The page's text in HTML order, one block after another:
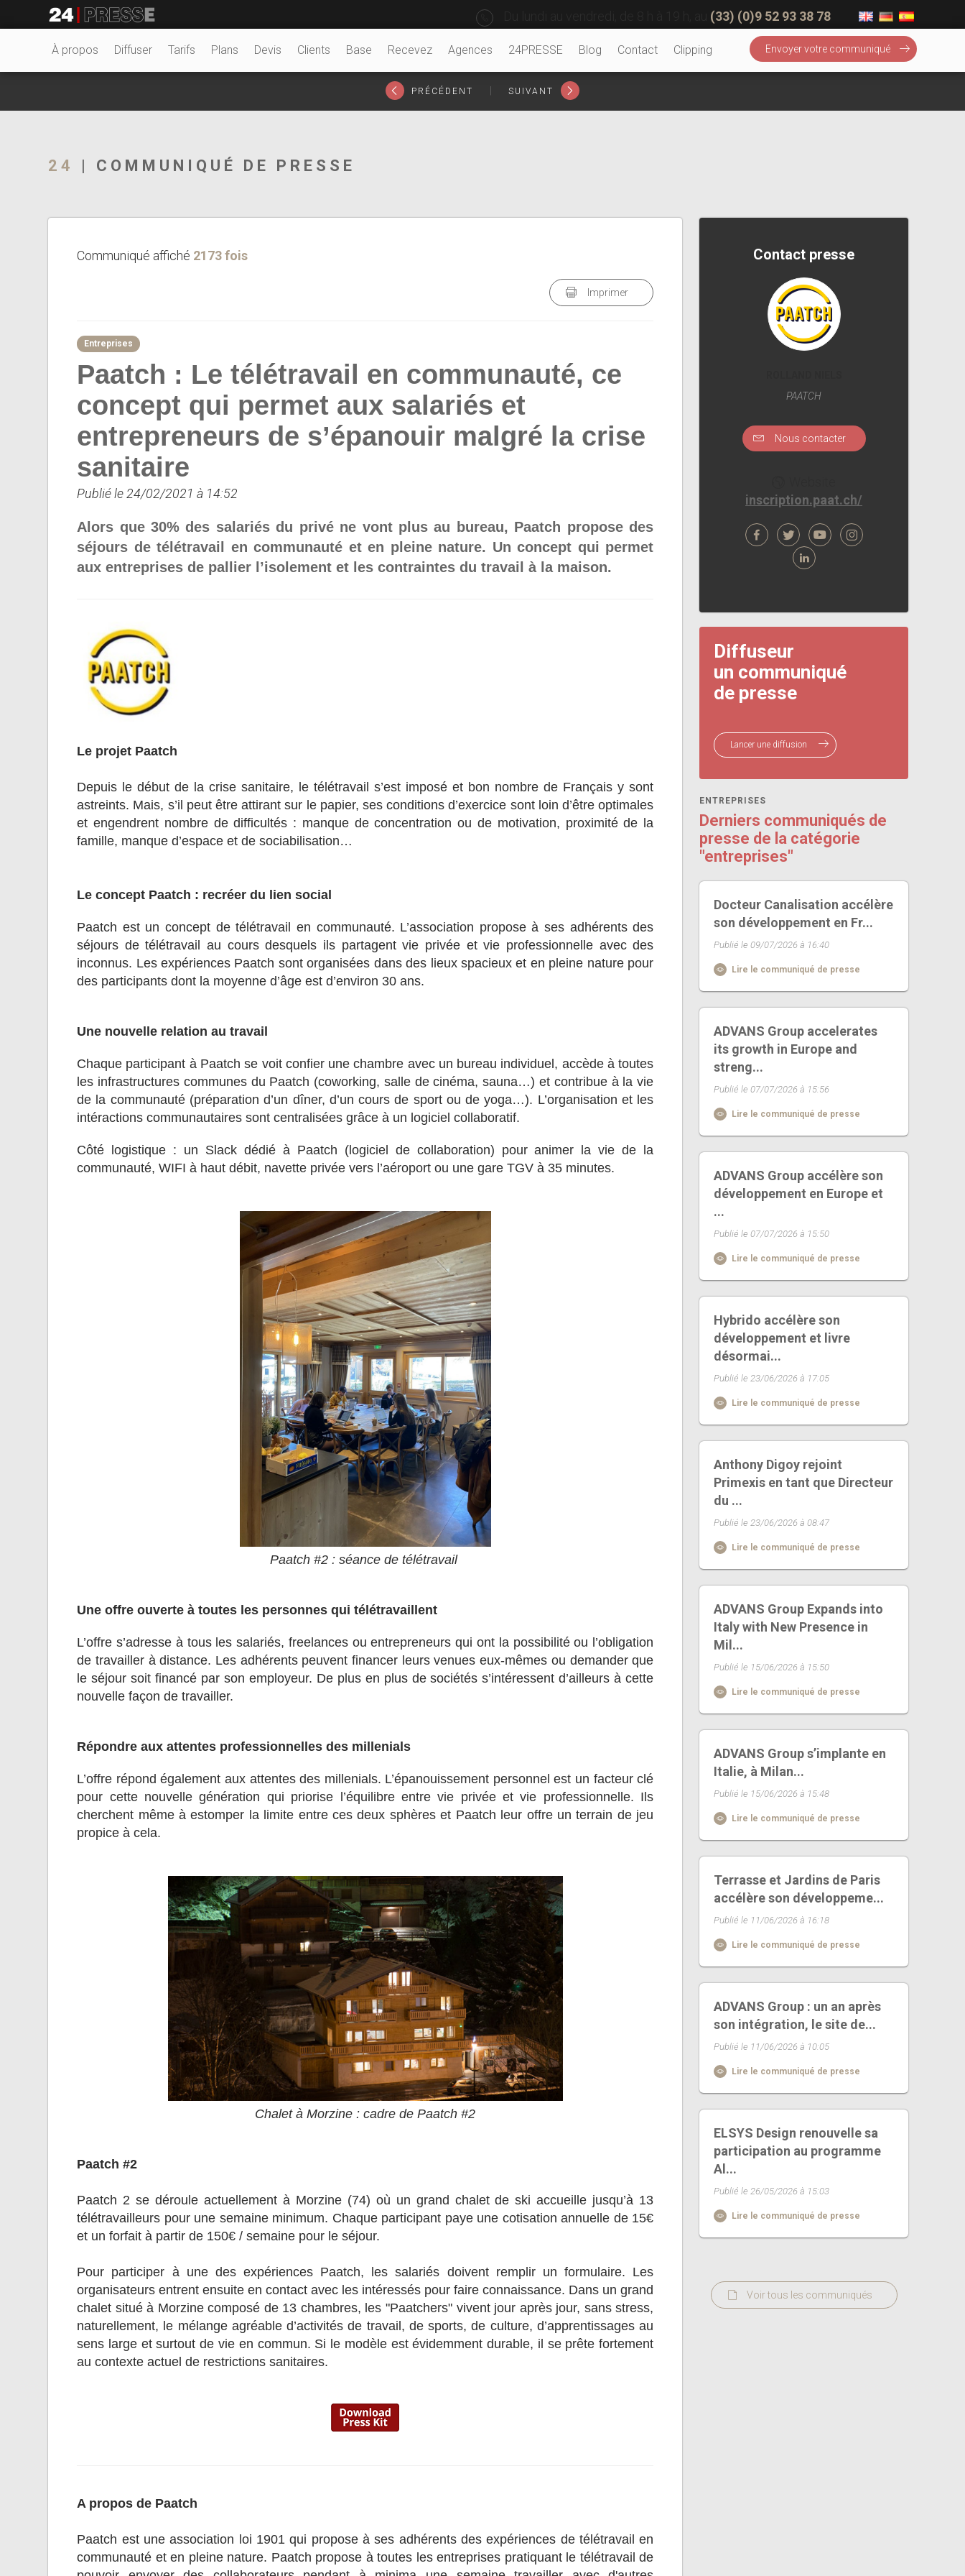
24Presse -
(33) (0)9 52 93 38 78
À propos Diffuser Tarifs Plans Devis Clients Base Recevez Agences 24PRESSE Blog Contact Clipping Envoyer votre communiqué
PRÉCÉDENT SUIVANT
24 | COMMUNIQUÉ DE PRESSE
Communiqué affiché 2173 fois
Imprimer
Entreprises
Paatch : Le télétravail en communauté, ce
concept qui permet aux salariés et
entrepreneurs de s’épanouir malgré la crise
sanitaire
Publié le 24/02/2021 à 14:52
Alors que 30% des salariés du privé ne vont plus au bureau, Paatch propose des
séjours de télétravail en communauté et en pleine nature. Un concept qui permet
aux entreprises de pallier l’isolement et les contraintes du travail à la maison.
Le projet Paatch
Depuis le début de la crise sanitaire, le télétravail s’est imposé et bon nombre de Français y sont
astreints. Mais, s’il peut être attirant sur le papier, ses conditions d’exercice sont loin d’être optimales
et engendrent nombre de difficultés : manque de concentration ou de motivation, proximité de la
famille, manque d’espace et de sociabilisation…
Le concept Paatch : recréer du lien social
Paatch est un concept de télétravail en communauté. L’association propose à ses adhérents des
séjours de télétravail au cours desquels ils partagent vie privée et vie professionnelle avec des
inconnus. Les expériences Paatch sont organisées dans des lieux spacieux et en pleine nature pour
des participants dont la moyenne d’âge est d’environ 30 ans.
Une nouvelle relation au travail
Chaque participant à Paatch se voit confier une chambre avec un bureau individuel, accède à toutes
les infrastructures communes du Paatch (coworking, salle de cinéma, sauna…) et contribue à la vie
de la communauté (préparation d’un dîner, d’un cours de sport ou de yoga…). L’organisation et les
intéractions communautaires sont centralisées grâce à un logiciel collaboratif.
Côté logistique : un Slack dédié à Paatch (logiciel de collaboration) pour animer la vie de la
communauté, WIFI à haut débit, navette privée vers l’aéroport ou une gare TGV à 35 minutes.
Paatch #2 : séance de télétravail
Une offre ouverte à toutes les personnes qui télétravaillent
L’offre s’adresse à tous les salariés, freelances ou entrepreneurs qui ont la possibilité ou l’obligation
de travailler à distance. Les adhérents peuvent financer leurs venues eux-mêmes ou demander que
le séjour soit financé par son employeur. De plus en plus de sociétés s’intéressent d’ailleurs à cette
nouvelle façon de travailler.
Répondre aux attentes professionnelles des millenials
L’offre répond également aux attentes des millenials. L’épanouissement personnel est un facteur clé
pour cette nouvelle génération qui priorise l’équilibre entre vie privée et vie professionnelle. Ils
cherchent même à estomper la limite entre ces deux sphères et Paatch leur offre un terrain de jeu
propice à cela.
Chalet à Morzine : cadre de Paatch #2
Paatch #2
Paatch 2 se déroule actuellement à Morzine (74) où un grand chalet de ski accueille jusqu’à 13
télétravailleurs pour une semaine minimum. Chaque participant paye une cotisation annuelle de 15€
et un forfait à partir de 150€ / semaine pour le séjour.
Pour participer à une des expériences Paatch, les salariés doivent remplir un formulaire. Les
organisateurs entrent ensuite en contact avec les intéressés pour faire connaissance. Dans un grand
chalet situé à Morzine composé de 13 chambres, les "Paatchers" vivent jour après jour, sans stress,
naturellement, le mélange agréable d’activités de travail, de sports, de culture, d’apprentissages au
sens large et surtout de vie en commun. Si le modèle est évidemment durable, il se prête fortement
au contexte actuel de restrictions sanitaires.
A propos de Paatch
Paatch est une association loi 1901 qui propose à ses adhérents des expériences de télétravail en
communauté et en pleine nature. Paatch propose à toutes les entreprises pratiquant le télétravail de
Contact presse
PAATCH
Nous contacter
inscription.paat.ch/
Diffuseur
un communiqué
de presse
Lancer une diffusion
ENTREPRISES
Derniers communiqués de
presse de la catégorie
"entreprises"
Docteur Canalisation accélère
son développement en Fr...
Publié le 09/07/2026 à 16:40
Lire le communiqué de presse
ADVANS Group accelerates
its growth in Europe and
streng...
Publié le 07/07/2026 à 15:56
Lire le communiqué de presse
ADVANS Group accélère son
développement en Europe et
...
Publié le 07/07/2026 à 15:50
Lire le communiqué de presse
Hybrido accélère son
développement et livre
désormai...
Publié le 23/06/2026 à 17:05
Lire le communiqué de presse
Anthony Digoy rejoint
Primexis en tant que Directeur
du ...
Publié le 23/06/2026 à 08:47
Lire le communiqué de presse
ADVANS Group Expands into
Italy with New Presence in
Mil...
Publié le 15/06/2026 à 15:50
Lire le communiqué de presse
ADVANS Group s’implante en
Italie, à Milan...
Publié le 15/06/2026 à 15:48
Lire le communiqué de presse
Terrasse et Jardins de Paris
accélère son développeme...
Publié le 11/06/2026 à 16:18
Lire le communiqué de presse
ADVANS Group : un an après
son intégration, le site de...
Publié le 11/06/2026 à 10:05
Lire le communiqué de presse
ELSYS Design renouvelle sa
participation au programme
Al...
Publié le 26/05/2026 à 15:03
Lire le communiqué de presse
Voir tous les communiqués